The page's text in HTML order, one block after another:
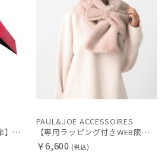
【WEB限定折りたたみ日傘】ポロ ラルフ ローレン(POLO RALPH LAUREN)ワンポイントポロ刺繍×サコッシュ 遮光100% UV100%
PAUL&JOE ACCESSOIRES
【専用ラッピング付きWEB限定マフラー】ポール&ジョー(PAUL & JOE ACCESSOIRES)ビッグリボンマフラー ブランド プレゼント ギフト
￥6,600 (税込)